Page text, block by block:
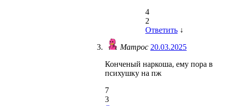
4
2
Ответить ↓
Матрос 20.03.2025
Конченый наркоша, ему пора в
психушку на пж
7
3